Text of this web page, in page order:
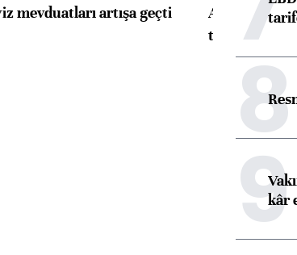
mevduatları artışa geçti
ABD'de
toparlandı
8
9
kâr